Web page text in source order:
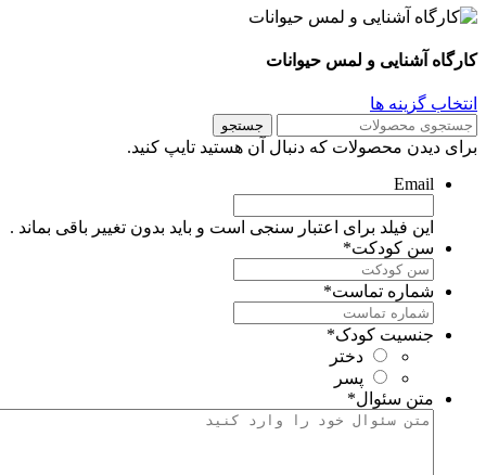
آشنایی و لمس حیوانات
گزینه ها
جستجو
دیدن محصولات که دنبال آن هستید تایپ کنید.
Email
این فیلد برای اعتبار سنجی است و باید بدون تغییر باقی بماند .
سن کودکت*
شماره تماست*
جنسیت کودک*
دختر
پسر
متن سئوال *